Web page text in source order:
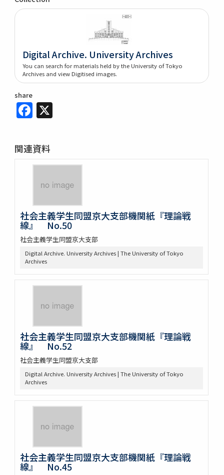
Digital Archive. University Archives
You can search for materials held by the University of Tokyo
Archives and view Digitised images.
share
Facebook
関連資料
社会主義学生同盟京大支部機関紙『理論戦
線』 No.50
社会主義学生同盟京大支部
Digital Archive. University Archives | The University of Tokyo
Archives
社会主義学生同盟京大支部機関紙『理論戦
線』 No.52
社会主義学生同盟京大支部
Digital Archive. University Archives | The University of Tokyo
Archives
社会主義学生同盟京大支部機関紙『理論戦
線』 No.45